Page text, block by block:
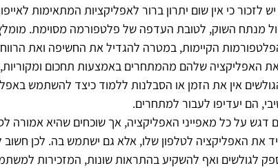
כי אין שום יתרון ברור לאפליקציות המתאימות
מנתח השוק, לטובת העדפה של פלטפורמה מסוימת.
הקיימות, במטרה להגדיל את החשיפה ואת
את האפליקציה שלהם מהמתחרים באמצעות תחכום
אין את הזמן או הסבלנות ללמוד כיצד להשתמש
הם יעדיפו לעבור למתחרים.
על כל מאפייני האפליקציה, אך שוכחים שהיא אמורה
את האפליקציה לטלפון שלו, אלא גם ישתמש בה. לכן חשוב
לגולשים ואף להשקיע בהתראות שונות, המזכירות